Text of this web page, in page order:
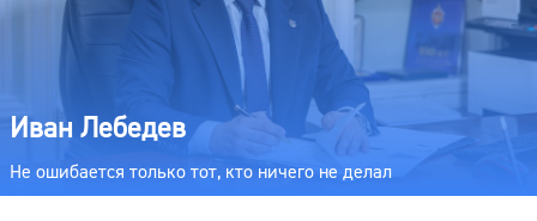
Иван Лебедев
Не ошибается только тот, кто ничего не делал